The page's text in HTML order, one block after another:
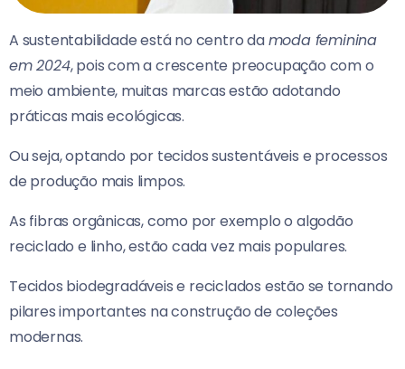
A sustentabilidade está no centro damoda feminina
em 2024, pois com a crescente preocupação com o
meio ambiente, muitas marcas estão adotando
práticas mais ecológicas.
Ou seja, optando por tecidos sustentáveis e processos
de produção mais limpos.
As fibras orgânicas, como por exemplo o algodão
reciclado e linho, estão cada vez mais populares.
Tecidos biodegradáveis e reciclados estão se tornando
pilares importantes na construção de coleções
modernas.